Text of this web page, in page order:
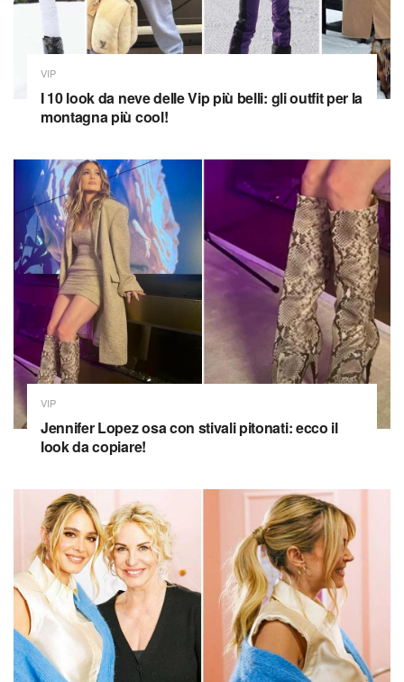
VIP
I 10 look da neve delle Vip più belli: gli outfit per la
montagna più cool!
VIP
Jennifer Lopez osa con stivali pitonati: ecco il
look da copiare!